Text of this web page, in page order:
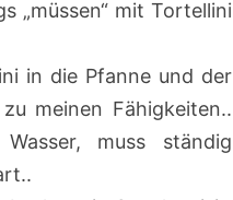
„müssen“ mit Tortellini
in die Pfanne und der
meinen Fähigkeiten..
muss ständig